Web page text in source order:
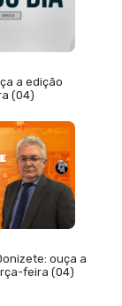
a edição
(04)
ouça a
feira (04)